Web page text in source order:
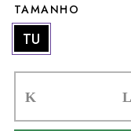
TAMANHO
TU